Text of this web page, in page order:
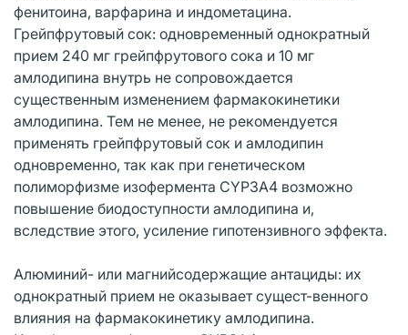
фенитоина, варфарина и индометацина.
Грейпфрутовый сок: одновременный однократный
прием 240 мг грейпфрутового сока и 10 мг
амлодипина внутрь не сопровождается
существенным изменением фармакокинетики
амлодипина. Тем не менее, не рекомендуется
применять грейпфрутовый сок и амлодипин
одновременно, так как при генетическом
полиморфизме изофермента CYP3А4 возможно
повышение биодоступности амлодипина и,
вследствие этого, усиление гипотензивного эффекта.
Алюминий- или магнийсодержащие антациды: их
однократный прием не оказывает сущест-венного
влияния на фармакокинетику амлодипина.